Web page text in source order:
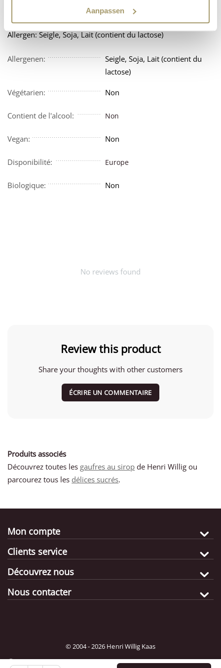
Aanpassen
Allergen: Seigle, Soja, Lait (contient du lactose)
Allergenen:
Seigle, Soja, Lait (contient du
lactose)
Végétarien: Non
Contient de l'alcool: Non
Vegan: Non
Disponibilité: Europe
Biologique: Non
No reviews found
Review this product
Share your thoughts with other customers
ÉCRIRE UN COMMENTAIRE
Produits associés
Découvrez toutes les gaufres au sirop de Henri Willig ou
parcourez tous les délices sucrés.
Mon compte
Clients service
Découvrez nous
Nous contacter
© 2004 - 2026 Henri Willig Kaas
Pays de destination: